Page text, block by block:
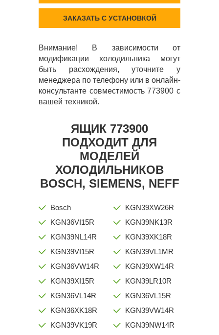
ЗАКАЗАТЬ С УСТАНОВКОЙ
Внимание! В зависимости от
модификации холодильника могут
быть расхождения, уточните у
менеджера по телефону или в онлайн-
консультанте совместимость 773900 с
вашей техникой.
ЯЩИК 773900
ПОДХОДИТ ДЛЯ
МОДЕЛЕЙ
ХОЛОДИЛЬНИКОВ
BOSCH, SIEMENS, NEFF
Bosch
KGN36VI15R
KGN39NL14R
KGN39VI15R
KGN36VW14R
KGN39XI15R
KGN36VL14R
KGN36XK18R
KGN39VK19R
KGN39XW26R
KGN39NK13R
KGN39XK18R
KGN39VL1MR
KGN39XW14R
KGN39LR10R
KGN36VL15R
KGN39VW14R
KGN39NW14R